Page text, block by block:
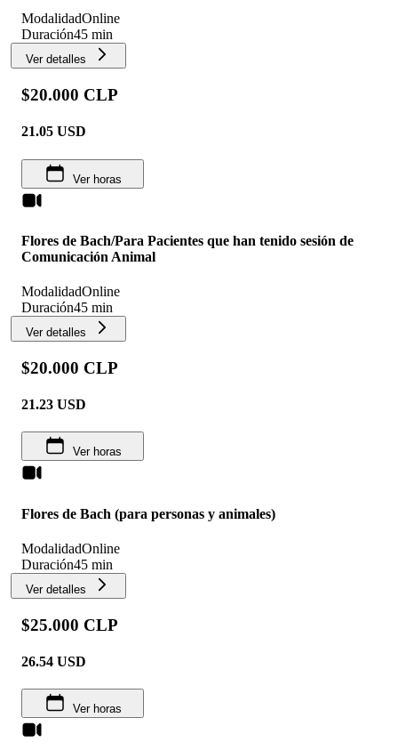
ModalidadOnline
Duración45 min
Ver detalles
$20.000 CLP
21.05 USD
Ver horas
Flores de Bach/Para Pacientes que han tenido sesión de
Comunicación Animal
ModalidadOnline
Duración45 min
Ver detalles
$20.000 CLP
21.23 USD
Ver horas
Flores de Bach (para personas y animales)
ModalidadOnline
Duración45 min
Ver detalles
$25.000 CLP
26.54 USD
Ver horas